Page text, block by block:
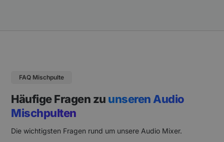
FAQ Mischpulte
Häufige Fragen zu unseren Audio
Mischpulten
Die wichtigsten Fragen rund um unsere Audio Mixer.